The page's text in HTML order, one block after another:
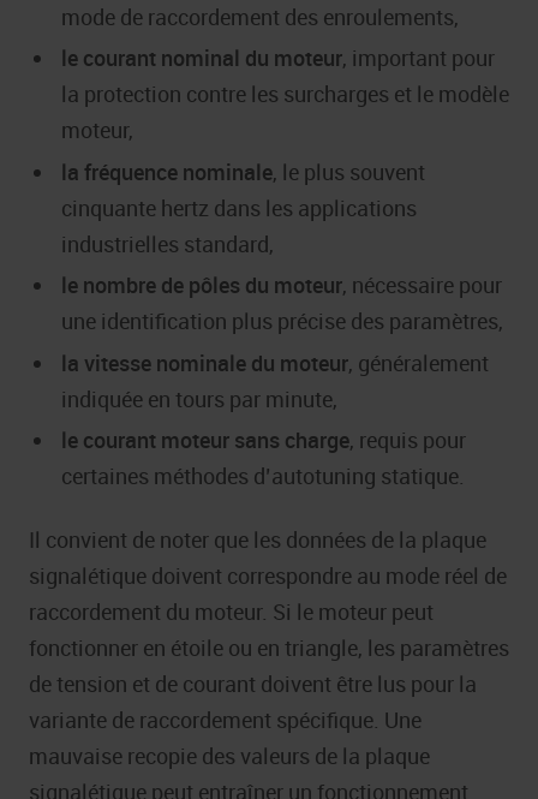
mode de raccordement des enroulements,
le courant nominal du moteur, important pour
la protection contre les surcharges et le modèle
moteur,
la fréquence nominale, le plus souvent
cinquante hertz dans les applications
industrielles standard,
le nombre de pôles du moteur, nécessaire pour
une identification plus précise des paramètres,
la vitesse nominale du moteur, généralement
indiquée en tours par minute,
le courant moteur sans charge, requis pour
certaines méthodes d’autotuning statique.
Il convient de noter que les données de la plaque
signalétique doivent correspondre au mode réel de
raccordement du moteur. Si le moteur peut
fonctionner en étoile ou en triangle, les paramètres
de tension et de courant doivent être lus pour la
variante de raccordement spécifique. Une
mauvaise recopie des valeurs de la plaque
signalétique peut entraîner un fonctionnement